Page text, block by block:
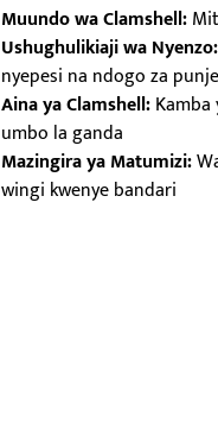
Muundo wa Clamshell:
Ushughulikiaji wa Nyenzo:
nyepesi na ndogo za
Aina ya Clamshell:Kamba
umbo la ganda
Mazingira ya Matumizi:
wingi kwenye bandari